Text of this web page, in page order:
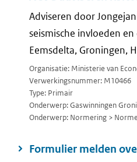
Adviseren door
seismische invloeden
Eemsdelta, Groningen,
Organisatie: Ministerie van
Verwerkingsnummer: M10466
Type: Primair
Onderwerp: Gaswinningen
Onderwerp: Normering >
Formulier melden